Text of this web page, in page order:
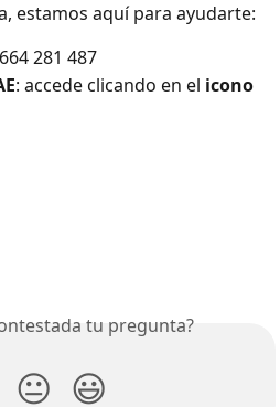
estamos aquí para ayudarte:
281 487
: accede clicando en el icono
tu pregunta?
😐 😃